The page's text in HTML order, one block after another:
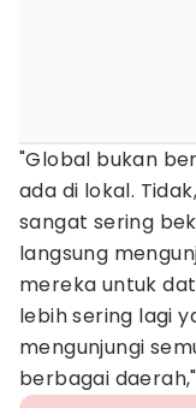
"Global bukan
ada di lokal.
sangat sering
langsung
mereka untuk
lebih sering lagi
mengunjungi
berbagai